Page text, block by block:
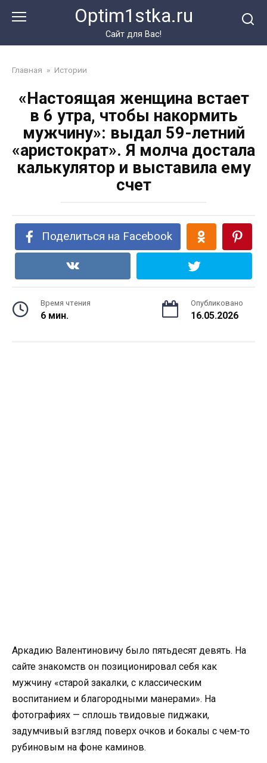
Optim1stka.ru
Сайт для Вас!
Главная » Истории
«Настоящая женщина встает
в 6 утра, чтобы накормить
мужчину»: выдал 59-летний
«аристократ». Я молча достала
калькулятор и выставила ему
счет
Поделиться на Facebook
Время чтения
6 мин.
Опубликовано
16.05.2026
Аркадию Валентиновичу было пятьдесят девять. На
сайте знакомств он позиционировал себя как
мужчину «старой закалки, с классическим
воспитанием и благородными манерами». На
фотографиях — сплошь твидовые пиджаки,
задумчивый взгляд поверх очков и бокалы с чем-то
рубиновым на фоне каминов.